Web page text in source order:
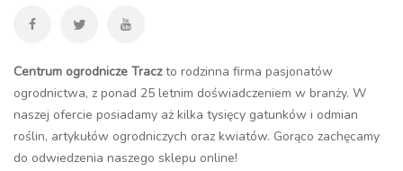
Centrum ogrodnicze Traczto rodzinna firma pasjonatów
ogrodnictwa, z ponad 25 letnim doświadczeniem w branży. W
naszej ofercie posiadamy aż kilka tysięcy gatunków i odmian
roślin, artykułów ogrodniczych oraz kwiatów. Gorąco zachęcamy
do odwiedzenia naszego sklepu online!